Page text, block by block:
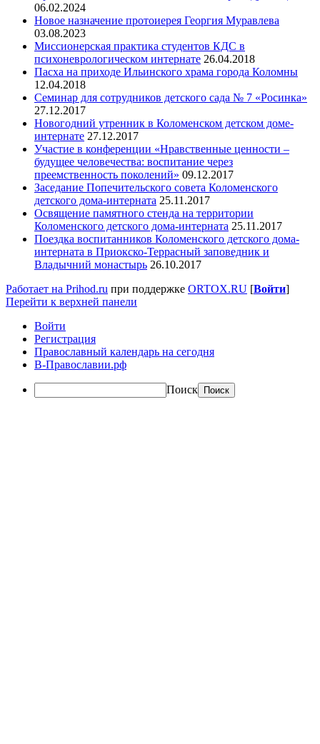
06.02.2024
Новое назначение протоиерея Георгия Муравлева
03.08.2023
Миссионерская практика студентов КДС в
психоневрологическом интернате 26.04.2018
Пасха на приходе Ильинского храма города Коломны
12.04.2018
Семинар для сотрудников детского сада № 7 «Росинка»
27.12.2017
Новогодний утренник в Коломенском детском доме-
интернате 27.12.2017
Участие в конференции «Нравственные ценности –
будущее человечества: воспитание через
преемственность поколений» 09.12.2017
Заседание Попечительского совета Коломенского
детского дома-интерната 25.11.2017
Освящение памятного стенда на территории
Коломенского детского дома-интерната 25.11.2017
Поездка воспитанников Коломенского детского дома-
интерната в Приокско-Террасный заповедник и
Владычний монастырь 26.10.2017
Работает на Prihod.ru при поддержке ORTOX.RU [Войти]
Перейти к верхней панели
Войти
Регистрация
Православный календарь на сегодня
В-Православии.рф
Поиск